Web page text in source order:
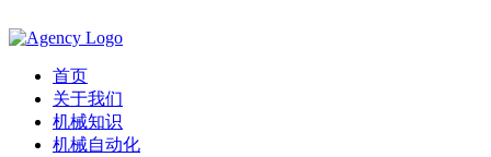
首页
关于我们
机械知识
机械自动化